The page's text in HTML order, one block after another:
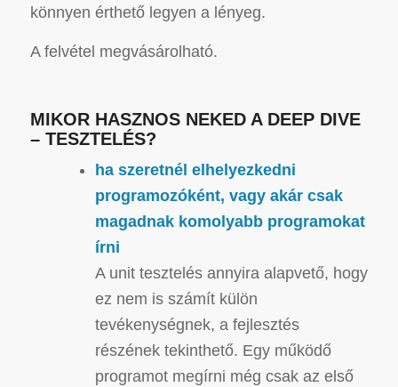
könnyen érthető legyen a lényeg.
A felvétel megvásárolható.
MIKOR HASZNOS NEKED A DEEP DIVE
– TESZTELÉS?
ha szeretnél elhelyezkedni
programozóként, vagy akár csak
magadnak komolyabb programokat
írni
A unit tesztelés annyira alapvető, hogy
ez nem is számít külön
tevékenységnek, a fejlesztés
részének tekinthető. Egy működő
programot megírni még csak az első